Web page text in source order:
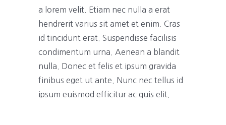
a lorem velit. Etiam nec nulla a erat
hendrerit varius sit amet et enim. Cras
id tincidunt erat. Suspendisse facilisis
condimentum urna. Aenean a blandit
nulla. Donec et felis et ipsum gravida
finibus eget ut ante. Nunc nec tellus id
ipsum euismod efficitur ac quis elit.